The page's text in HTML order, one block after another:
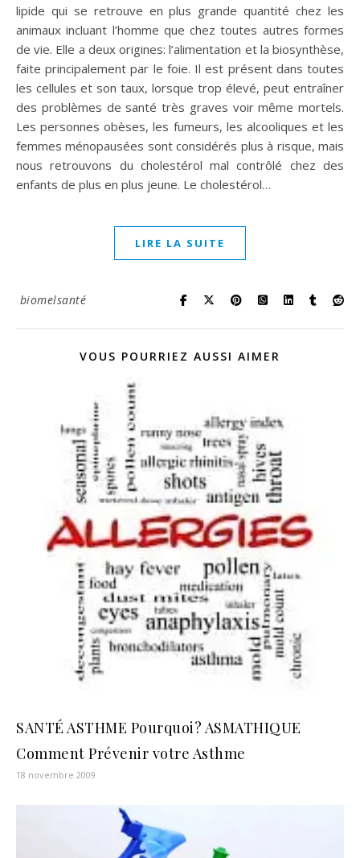
lipide qui se retrouve en plus grande quantité chez les
animaux incluant l’homme que chez toutes autres formes
de vie. Elle a deux origines: l’alimentation et la biosynthèse,
faite principalement par le foie. Il est présent dans toutes
les cellules et son taux, lorsque trop élevé, peut entraîner
des problèmes de santé très graves voir même mortels.
Les personnes obèses, les fumeurs, les alcooliques et les
femmes ménopausées sont considérés plus à risque, mais
nous retrouvons du cholestérol mal contrôlé chez des
enfants de plus en plus jeune. Le cholestérol…
LIRE LA SUITE
biomelsanté
VOUS POURRIEZ AUSSI AIMER
SANTÉ ASTHME Pourquoi? ASMATHIQUE
Comment Prévenir votre Asthme
18 novembre 2009